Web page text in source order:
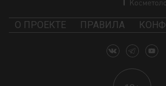
О ПРОЕКТЕ ПРАВИЛА